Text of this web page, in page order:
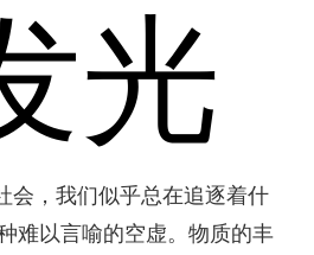
光
会，我们似乎总在追逐着什
难以言喻的空虚。物质的丰